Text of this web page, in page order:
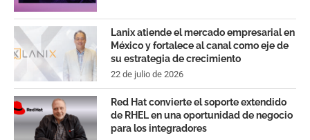
Lanix atiende el mercado empresarial en
México y fortalece al canal como eje de
su estrategia de crecimiento
22 de julio de 2026
Red Hat convierte el soporte extendido
de RHEL en una oportunidad de negocio
para los integradores